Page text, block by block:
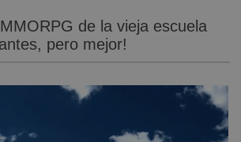
de la vieja escuela
pero mejor!